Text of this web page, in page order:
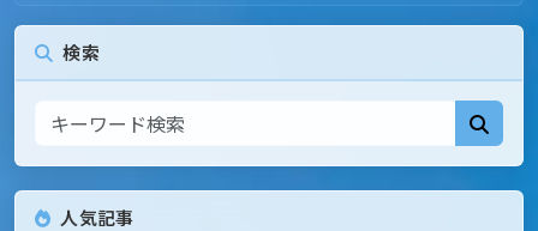
検索
人気記事